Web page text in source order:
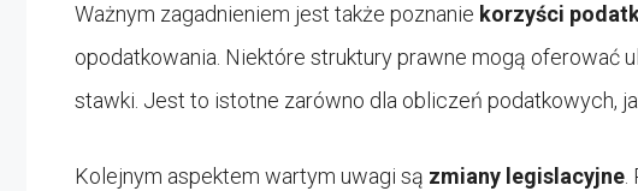
Ważnym zagadnieniem jest także poznanie korzyści
opodatkowania. Niektóre struktury prawne mogą oferować
stawki. Jest to istotne zarówno dla obliczeń podatkowych,
Kolejnym aspektem wartym uwagi są zmiany legislacyjne.